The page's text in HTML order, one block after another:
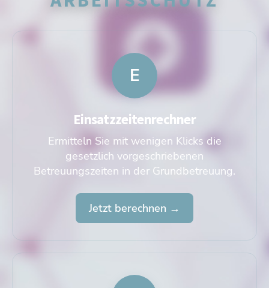
E
Einsatzzeitenrechner
Ermitteln Sie mit wenigen Klicks die
gesetzlich vorgeschriebenen
Betreuungszeiten in der Grundbetreuung.
Jetzt berechnen →